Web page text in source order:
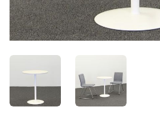
L0pIvA9pwqsV.jpeg6V5VvxDh-